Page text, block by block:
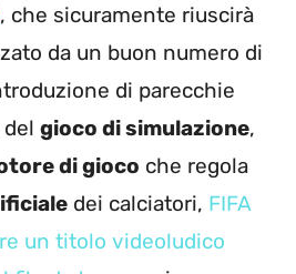
, che sicuramente riuscirà
da un buon numero di
di parecchie
gioco di simulazione,
di gioco che regola
dei calciatori, FIFA
un titolo videoludico